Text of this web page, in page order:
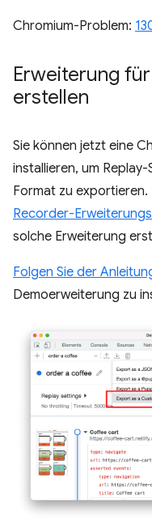
Chromium-Problem:
Erweiterung
erstellen
Sie können jetzt eine
installieren, um
Format zu
Recorder-
solche Erweiterung
Folgen Sie der
Demoerweiterung zu